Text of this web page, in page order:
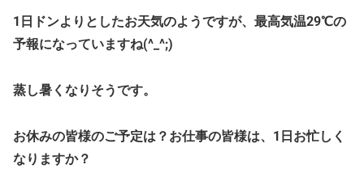
1日ドンよりとしたお天気のようですが、最高気温29℃の
予報になっていますね(^_^;)
蒸し暑くなりそうです。
お休みの皆様のご予定は？お仕事の皆様は、1日お忙しく
なりますか？